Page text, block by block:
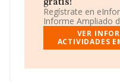
importación y/o
El número de
información a
gratis!
Regístrate en
Informe Ampliado
VER
ACTIVIDADES